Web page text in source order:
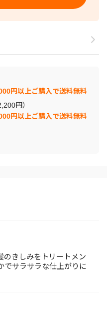
円以上ご購入で送料無料
円）
円以上ご購入で送料無料
きしみをトリートメン
でサラサラな仕上がりに